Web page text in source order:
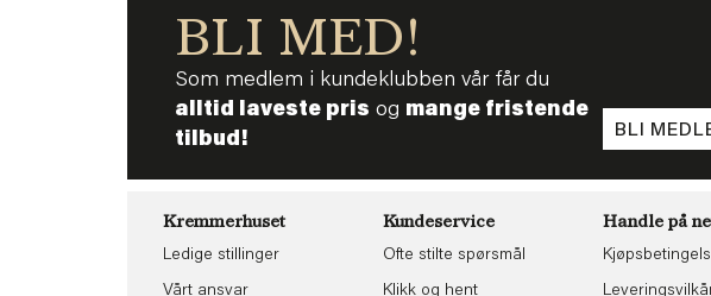
BLI MED!
Som medlem i kundeklubben vår får du
alltid laveste pris og mange fristende
tilbud!
BLI
Kremmerhuset
Ledige stillinger
Vårt ansvar
Kundeservice
Ofte stilte spørsmål
Klikk og hent
Handle på